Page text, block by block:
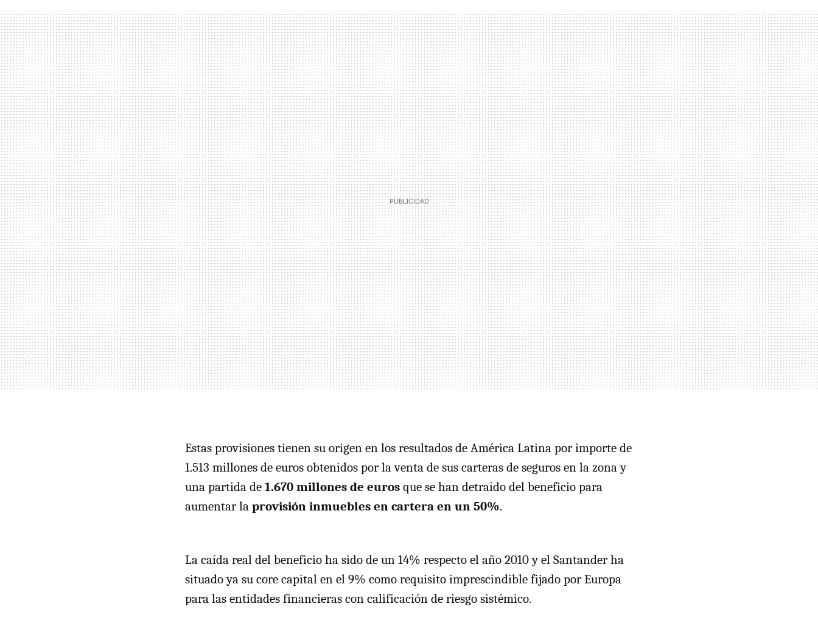
Estas provisiones tienen su origen en los resultados de América Latina por importe de
1.513 millones de euros obtenidos por la venta de sus carteras de seguros en la zona y
una partida de 1.670 millones de euros que se han detraído del beneficio para
aumentar la provisión inmuebles en cartera en un 50%.
La caída real del beneficio ha sido de un 14% respecto el año 2010 y el Santander ha
situado ya su core capital en el 9% como requisito imprescindible fijado por Europa
para las entidades financieras con calificación de riesgo sistémico.